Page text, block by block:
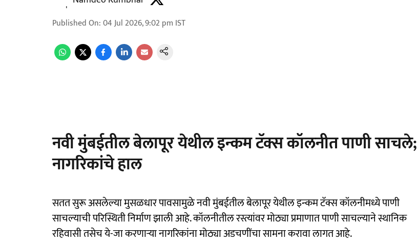
Published On:04 Jul 2026, 9:02 pm IST
नवी मुंबईतील बेलापूर येथील इन्कम टॅक्स कॉलनीत पाणी साचले;
नागरिकांचे हाल
सतत सुरू असलेल्या मुसळधार पावसामुळे नवी मुंबईतील बेलापूर येथील इन्कम टॅक्स कॉलनीमध्ये पाणी
साचल्याची परिस्थिती निर्माण झाली आहे. कॉलनीतील रस्त्यांवर मोठ्या प्रमाणात पाणी साचल्याने स्थानिक
रहिवासी तसेच ये-जा करणाऱ्या नागरिकांना मोठ्या अडचणींचा सामना करावा लागत आहे.